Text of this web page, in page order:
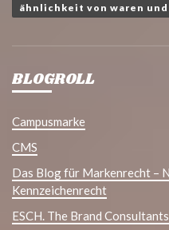
ähnlichkeit von waren
BLOGROLL
Campusmarke
CMS
Das Blog für Markenrecht –
Kennzeichenrecht
ESCH. The Brand